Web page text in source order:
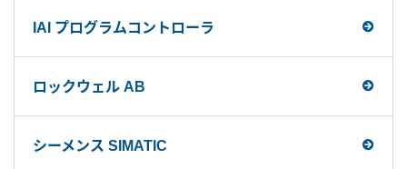
IAI プログラムコントローラ
ロックウェル AB
シーメンス SIMATIC